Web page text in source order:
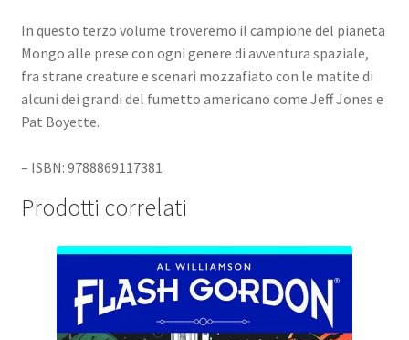
In questo terzo volume troveremo il campione del pianeta
Mongo alle prese con ogni genere di avventura spaziale,
fra strane creature e scenari mozzafiato con le matite di
alcuni dei grandi del fumetto americano come Jeff Jones e
Pat Boyette.
– ISBN: 9788869117381
Prodotti correlati